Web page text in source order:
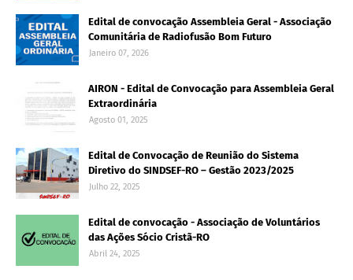
Edital de convocação Assembleia Geral - Associação
Comunitária de Radiofusão Bom Futuro
Janeiro 07, 2026
AIRON - Edital de Convocação para Assembleia Geral
Extraordinária
Agosto 01, 2025
Edital de Convocação de Reunião do Sistema
Diretivo do SINDSEF-RO – Gestão 2023/2025
Julho 22, 2025
Edital de convocação - Associação de Voluntários
das Ações Sócio Cristã-RO
Abril 24, 2025